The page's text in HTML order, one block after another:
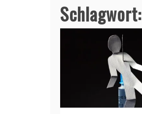
Schlagwort: